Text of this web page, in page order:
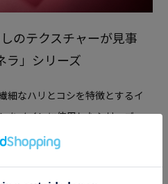
のテクスチャーが見事
ラ」シリーズ
細なハリとコシを特徴とするイ
をメインに使用したシリーズ。